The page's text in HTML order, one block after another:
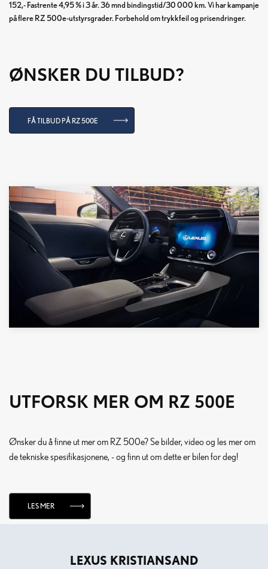
152,- Fastrente 4,95 % i 3 år. 36 mnd bindingstid/30 000 km. Vi har kampanje
på flere RZ 500e-utstyrsgrader. Forbehold om trykkfeil og prisendringer.
ØNSKER DU TILBUD?
FÅ TILBUD PÅ RZ 500E
UTFORSK MER OM RZ 500E
Ønsker du å finne ut mer om RZ 500e? Se bilder, video og les mer om
de tekniske spesifikasjonene, - og finn ut om dette er bilen for deg!
LES MER
LEXUS KRISTIANSAND